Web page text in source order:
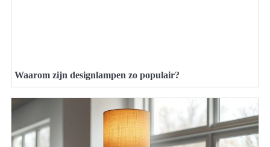
Waarom zijn designlampen zo populair?